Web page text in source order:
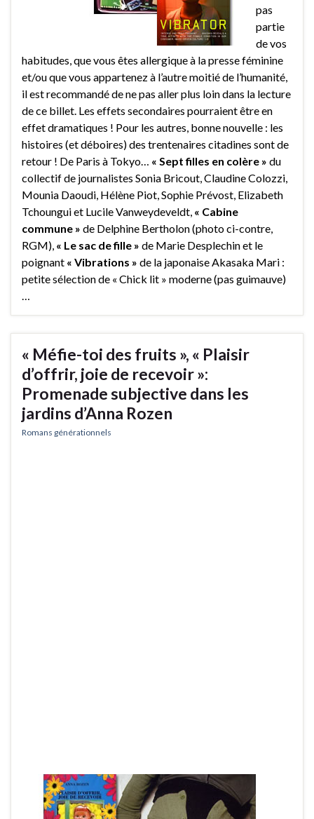
pas
partie
de vos
habitudes, que vous êtes allergique à la presse féminine
et/ou que vous appartenez à l’autre moitié de l’humanité,
il est recommandé de ne pas aller plus loin dans la lecture
de ce billet. Les effets secondaires pourraient être en
effet dramatiques ! Pour les autres, bonne nouvelle : les
histoires (et déboires) des trentenaires citadines sont de
retour ! De Paris à Tokyo… « Sept filles en colère » du
collectif de journalistes Sonia Bricout, Claudine Colozzi,
Mounia Daoudi, Hélène Piot, Sophie Prévost, Elizabeth
Tchoungui et Lucile Vanweydeveldt, « Cabine
commune » de Delphine Bertholon (photo ci-contre,
RGM), « Le sac de fille » de Marie Desplechin et le
poignant « Vibrations » de la japonaise Akasaka Mari :
petite sélection de « Chick lit » moderne (pas guimauve)
« Méfie-toi des fruits », « Plaisir
d’offrir, joie de recevoir »:
Promenade subjective dans les
jardins d’Anna Rozen
Romans générationnels